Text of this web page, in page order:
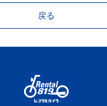
戻る